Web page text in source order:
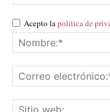
Acepto lapolítica de